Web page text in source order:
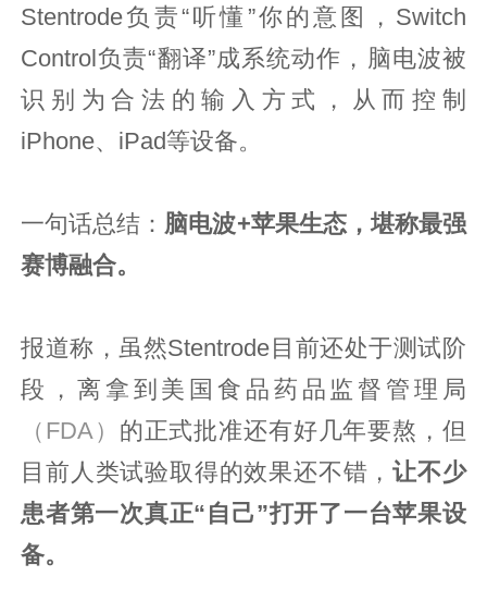
Stentrode负责“听懂”你的意图，Switch
Control负责“翻译”成系统动作，脑电波被
识别为合法的输入方式，从而控制
iPhone、iPad等设备。
一句话总结： 脑电波+苹果生态，堪称最强
赛博融合。
报道称，虽然Stentrode目前还处于测试阶
段，离拿到美国食品药品监督管理局
（FDA） 的正式批准还有好几年要熬，但
目前人类试验取得的效果还不错，让不少
患者第一次真正“自己”打开了一台苹果设
备。